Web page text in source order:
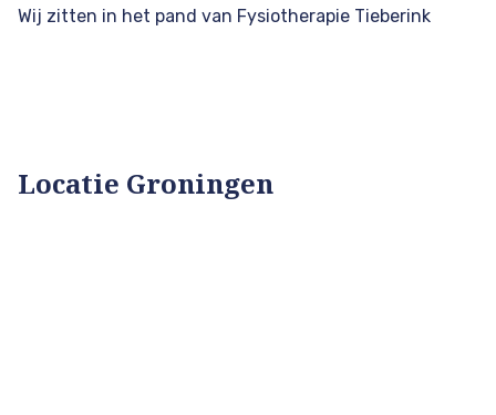
Wij zitten in het pand van Fysiotherapie Tieberink
Locatie Groningen